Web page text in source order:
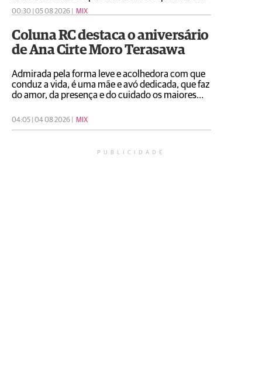
textos diante do público
00:30 | 05 08 2026 | MIX
Coluna RC destaca o aniversário
de Ana Cirte Moro Terasawa
Admirada pela forma leve e acolhedora com que
conduz a vida, é uma mãe e avó dedicada, que faz
do amor, da presença e do cuidado os maiores
04:05 | 04 08 2026 | MIX
PUBLICIDADE